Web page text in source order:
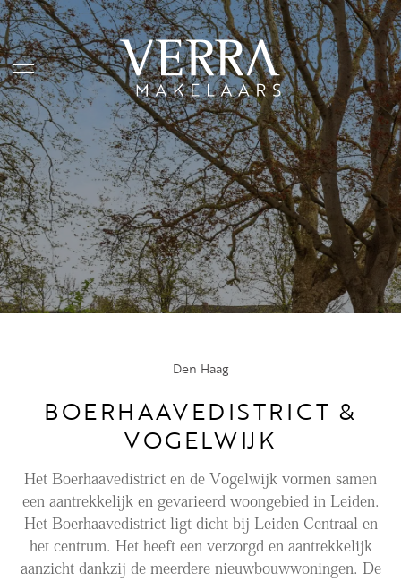
Den Haag
BOERHAAVEDISTRICT &
VOGELWIJK
Het Boerhaavedistrict en de Vogelwijk vormen samen
een aantrekkelijk en gevarieerd woongebied in Leiden.
Het Boerhaavedistrict ligt dicht bij Leiden Centraal en
het centrum. Het heeft een verzorgd en aantrekkelijk
aanzicht dankzij de meerdere nieuwbouwwoningen. De
AANBOD
Te koop
Te huur
Shortstay
DIENSTEN
Aankoop
Beheer
Verhuur
Verkoop